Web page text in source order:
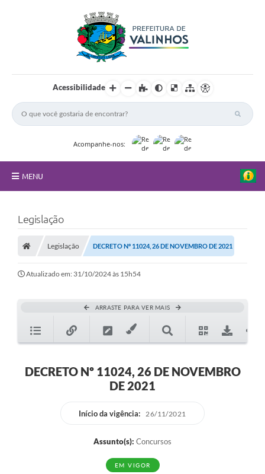
Acessibilidade
Acompanhe-nos:
MENU
Principal
Nossa Cidade
Secretarias
Transparência
Programa Famílias Fortes
Contratação de estagiário - estudante de Direito -
Vagas de emprego no PAT Valinhos
Legislação
Legislação DECRETO Nº 11024, 26 DE NOVEMBRO DE 2021
Atualizado em: 31/10/2024 às 15h54
ARRASTE PARA VER MAIS
DECRETO Nº 11024, 26 DE NOVEMBRO
DE 2021
Início da vigência: 26/11/2021
Assunto(s): Concursos
EM VIGOR